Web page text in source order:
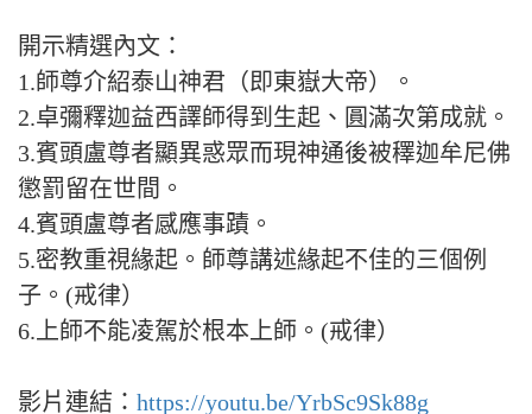
開示精選內文：
1.師尊介紹泰山神君（即東嶽大帝）。
2.卓彌釋迦益西譯師得到生起、圓滿次第成就。
3.賓頭盧尊者顯異惑眾而現神通後被䆁迦牟尼佛
懲罰留在世間。
4.賓頭盧尊者感應事蹟。
5.密教重視緣起。師尊講述緣起不佳的三個例
子。(戒律）
6.上師不能凌駕於根本上師。(戒律）
影片連結： https://youtu.be/YrbSc9Sk88g